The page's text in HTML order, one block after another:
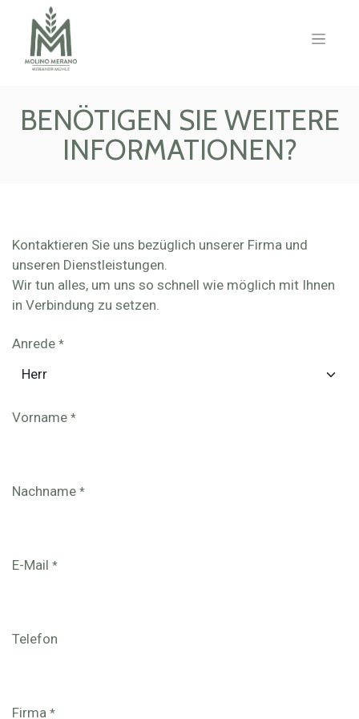
BENÖTIGEN SIE WEITERE
INFORMATIONEN?
Kontaktieren Sie uns bezüglich unserer Firma und
unseren Dienstleistungen.
Wir tun alles, um uns so schnell wie möglich mit Ihnen
in Verbindung zu setzen.
Anrede *
Vorname *
Nachname *
E-Mail *
Telefon
Firma *